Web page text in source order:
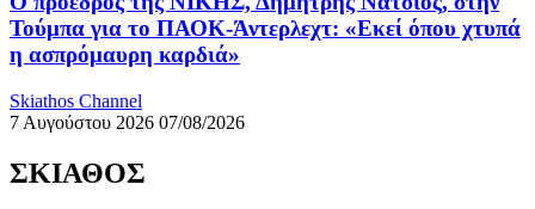
Τούμπα για το ΠΑΟΚ-Άντερλεχτ: «Εκεί όπου χτυπά
η ασπρόμαυρη καρδιά»
Skiathos Channel
7 Αυγούστου 2026 07/08/2026
ΣΚΙΑΘΟΣ